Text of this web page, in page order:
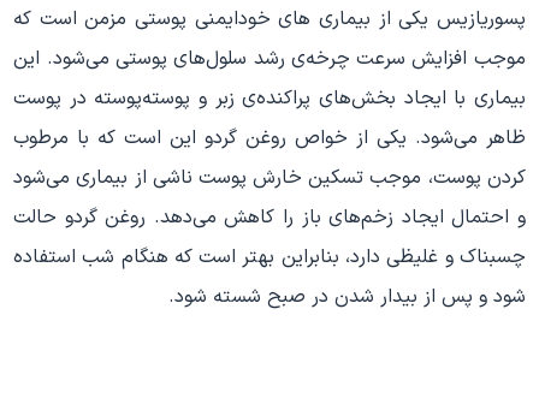
پسوریازیس یکی از بیماری های خودایمنی پوستی مزمن است که
موجب افزایش سرعت چرخه‌ی رشد سلول‌های پوستی می‌شود. این
بیماری با ایجاد بخش‌های پراکنده‌ی زبر و پوسته‌پوسته در پوست
ظاهر می‌شود. یکی از خواص روغن گردو این است که با مرطوب
کردن پوست، موجب تسکین خارش پوست ناشی از بیماری می‌شود
و احتمال ایجاد زخم‌های باز را کاهش می‌دهد. روغن گردو حالت
چسبناک و غلیظی دارد، بنابراین بهتر است که هنگام شب استفاده
شود و پس از بیدار شدن در صبح شسته شود.